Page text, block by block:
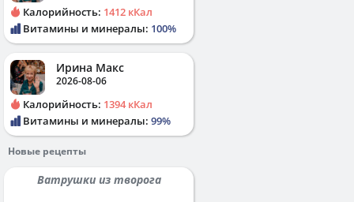
Калорийность: 1412 кКал
Витамины и минералы: 100%
Ирина Макс
2026-08-06
Калорийность: 1394 кКал
Витамины и минералы: 99%
Новые рецепты
Ватрушки из творога